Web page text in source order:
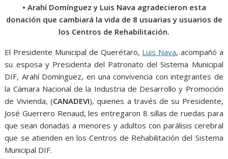
o
k
p
p
g
er
m
• Arahí Domínguez y Luis Nava agradecieron esta
donación que cambiará la vida de 8 usuarias y usuarios de
los Centros de Rehabilitación.
El Presidente Municipal de Querétaro, Luis Nava, acompañó a
su esposa y Presidenta del Patronato del Sistema Municipal
DIF, Arahí Domínguez, en una convivencia con integrantes de
la Cámara Nacional de la Industria de Desarrollo y Promoción
de Vivienda, (CANADEVI), quienes a través de su Presidente,
José Guerrero Renaud, les entregaron 8 sillas de ruedas para
que sean donadas a menores y adultos con parálisis cerebral
que se atienden en los Centros de Rehabilitación del Sistema
Municipal DIF.